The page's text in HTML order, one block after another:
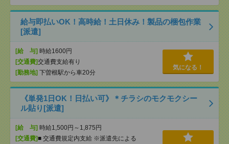
給与即払いOK！高時給！土日休み！製品の梱包作業
[派遣]
[給 与] 時給1600円
[交通費]交通費支給有り
[勤務地] 下曽根駅から車20分
気になる！
《単発1日OK！日払い可》＊チラシのモクモクシー
ル貼り[派遣]
[給 与] 時給1,500円～1,875円
[交通費]■ 交通費規定内支給 ※派遣先による